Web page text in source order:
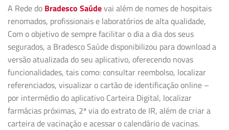
A Rede do Bradesco Saúdevai além de nomes de hospitais
renomados, profissionais e laboratórios de alta qualidade,
Com o objetivo de sempre facilitar o dia a dia dos seus
segurados, a Bradesco Saúde disponibilizou para download a
versão atualizada do seu aplicativo, oferecendo novas
funcionalidades, tais como: consultar reembolso, localizar
referenciados, visualizar o cartão de identificação online –
por intermédio do aplicativo Carteira Digital, localizar
farmácias próximas, 2ª via do extrato de IR, além de criar a
carteira de vacinação e acessar o calendário de vacinas.